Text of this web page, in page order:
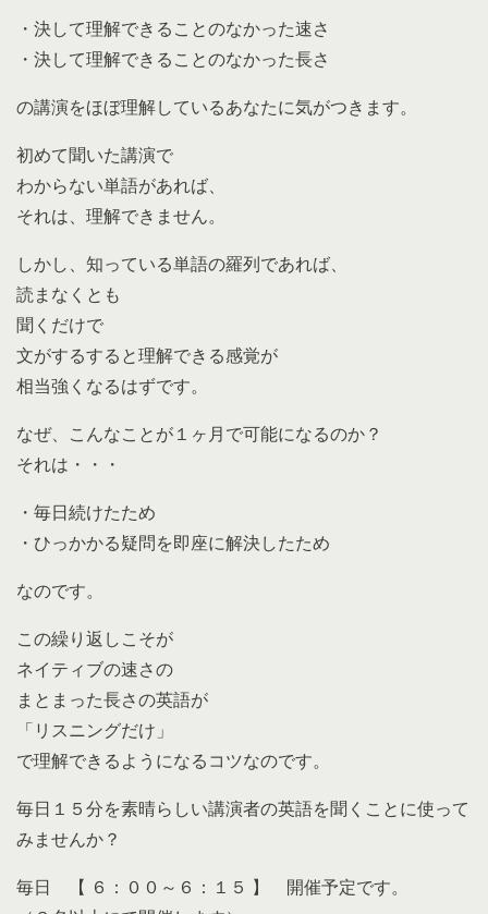
・決して理解できることのなかった速さ
・決して理解できることのなかった長さ
の講演をほぼ理解しているあなたに気がつきます。
初めて聞いた講演で
わからない単語があれば、
それは、理解できません。
しかし、知っている単語の羅列であれば、
読まなくとも
聞くだけで
文がするすると理解できる感覚が
相当強くなるはずです。
なぜ、こんなことが１ヶ月で可能になるのか？
それは・・・
・毎日続けたため
・ひっかかる疑問を即座に解決したため
なのです。
この繰り返しこそが
ネイティブの速さの
まとまった長さの英語が
「リスニングだけ」
で理解できるようになるコツなのです。
毎日１５分を素晴らしい講演者の英語を聞くことに使って
みませんか？
毎日 【 ６：００～６：１５ 】 開催予定です。